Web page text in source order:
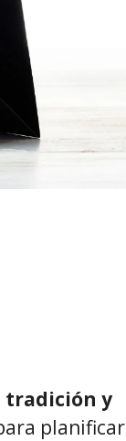
tradición y
planificar